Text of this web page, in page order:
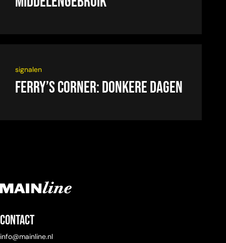
signalen
Ferry’s Corner: Donkere dagen
Contact
info@mainline.nl